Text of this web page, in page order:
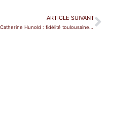
ARTICLE SUIVANT